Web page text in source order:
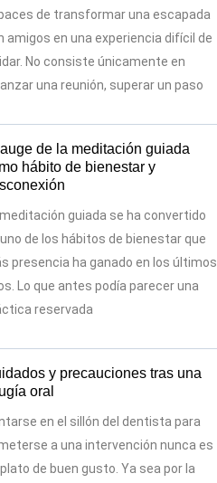
de transformar una escapada
amigos en una experiencia difícil de
No consiste únicamente en
una reunión, superar un paso
de la meditación guiada
hábito de bienestar y
meditación guiada se ha convertido
de los hábitos de bienestar que
presencia ha ganado en los últimos
Lo que antes podía parecer una
reservada
y precauciones tras una
oral
en el sillón del dentista para
a una intervención nunca es
de buen gusto. Ya sea por la